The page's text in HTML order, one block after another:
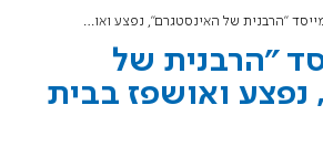
"הרבנית של האינסטגרם", נפצע ואושפז בבית החולים
"הרבנית של
נפצע ואושפז בבית